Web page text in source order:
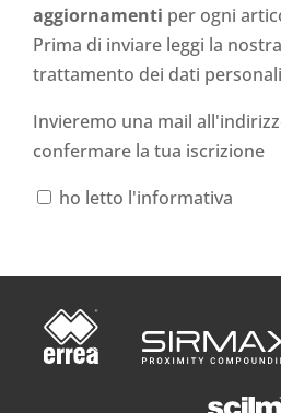
aggiornamenti per ogni
Prima di inviare leggi la
trattamento dei dati personali
Invieremo una mail
confermare la tua iscrizione
ho letto l'informativa